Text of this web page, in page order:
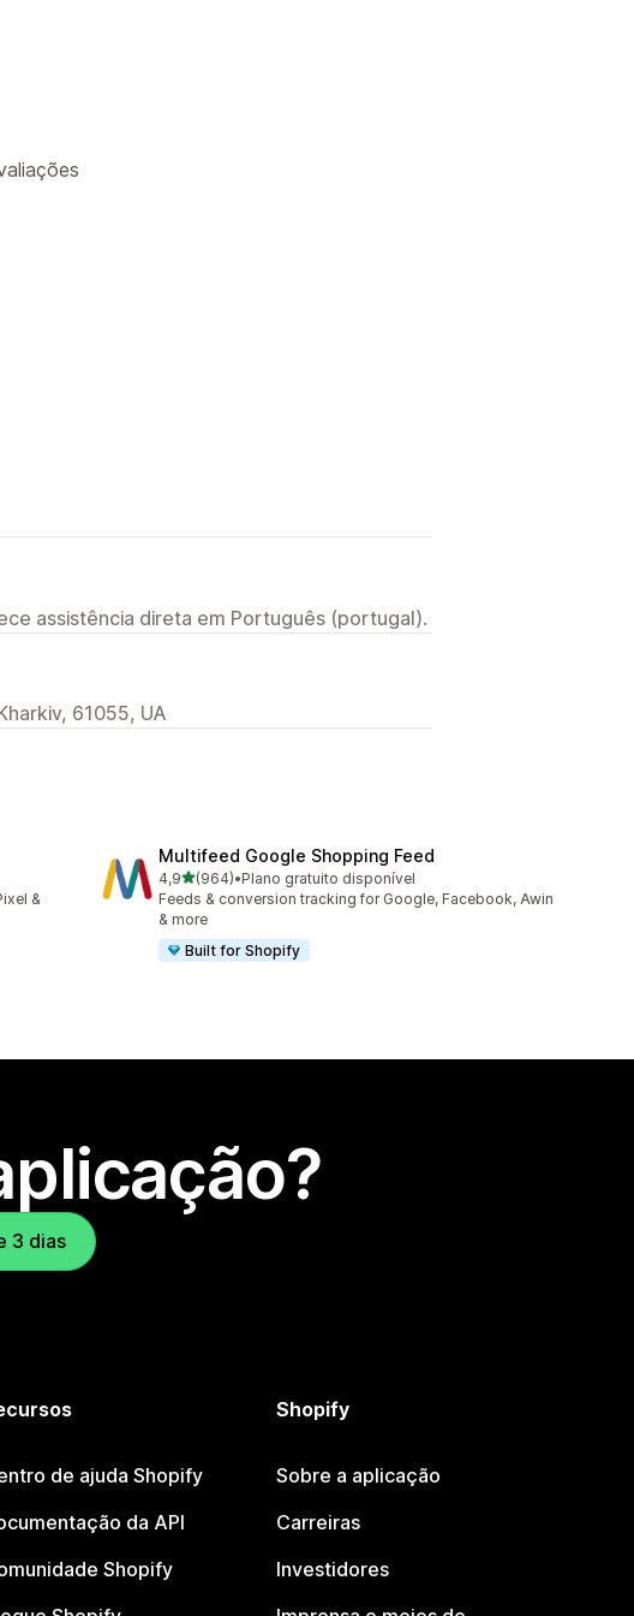
assistência direta em Português (portugal).
61055, UA
&
Multifeed Google Shopping Feed
4,9de 5 estrelas
(964)
964 total de avaliações
•Plano gratuito disponível
Feeds & conversion tracking for Google, Facebook, Awin
& more
Built for Shopify
3 dias
de ajuda Shopify
da API
Shopify
Shopify
Sobre a aplicação
Carreiras
Investidores